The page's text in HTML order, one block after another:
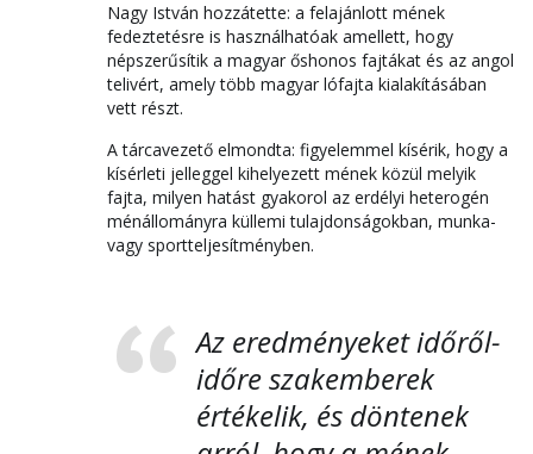
Nagy István hozzátette: a felajánlott mének
fedeztetésre is használhatóak amellett, hogy
népszerűsítik a magyar őshonos fajtákat és az angol
telivért, amely több magyar lófajta kialakításában
vett részt.
A tárcavezető elmondta: figyelemmel kísérik, hogy a
kísérleti jelleggel kihelyezett mének közül melyik
fajta, milyen hatást gyakorol az erdélyi heterogén
ménállományra küllemi tulajdonságokban, munka-
vagy sportteljesítményben.
Az eredményeket időről-
időre szakemberek
értékelik, és döntenek